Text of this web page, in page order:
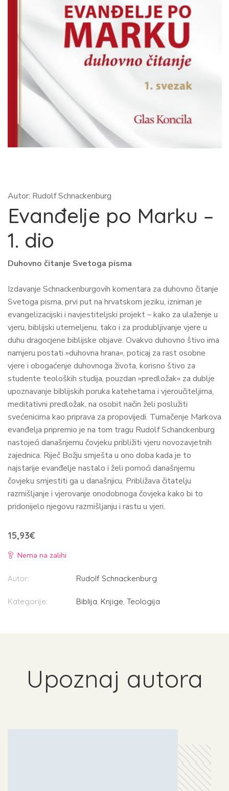
Autor: Rudolf Schnackenburg
Evanđelje po Marku –
1. dio
Duhovno čitanje Svetoga pisma
Izdavanje Schnackenburgovih komentara za duhovno čitanje
Svetoga pisma, prvi put na hrvatskom jeziku, izniman je
evangelizacijski i navjestiteljski projekt – kako za ulaženje u
vjeru, biblijski utemeljenu, tako i za produbljivanje vjere u
duhu dragocjene biblijske objave. Ovakvo duhovno štivo ima
namjeru postati »duhovna hrana«, poticaj za rast osobne
vjere i obogaćenje duhovnoga života, korisno štivo za
studente teoloških studija, pouzdan »predložak« za dublje
upoznavanje biblijskih poruka katehetama i vjeroučiteljima,
meditativni predložak, na osobit način želi poslužiti
svećenicima kao priprava za propovijedi. Tumačenje Markova
evanđelja pripremio je na tom tragu Rudolf Schanckenburg
nastojeći današnjemu čovjeku približiti vjeru novozavjetnih
zajednica. Riječ Božju smješta u ono doba kada je to
najstarije evanđelje nastalo i želi pomoći današnjemu
čovjeku smjestiti ga u današnjicu. Približava čitatelju
razmišljanje i vjerovanje onodobnoga čovjeka kako bi to
pridonijelo njegovu razmišljanju i rastu u vjeri.
15,93€
Nema na zalihi
Autor: Rudolf Schnackenburg
Kategorije: Biblija, Knjige, Teologija
Upoznaj autora